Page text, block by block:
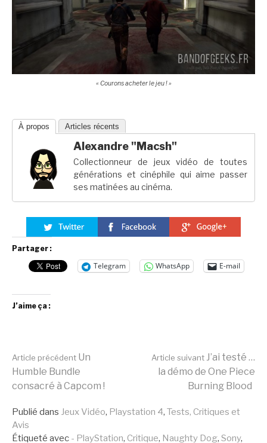
« Courons acheter le jeu ! »
À propos Articles récents
Alexandre "Macsh"
Collectionneur de jeux vidéo de toutes
générations et cinéphile qui aime passer
ses matinées au cinéma.
Partager :
Telegram WhatsApp E-mail
J’aime ça :
Lire
la
Article précédent Un
Humble Bundle
consacré à Capcom !
Article suivant J’ai testé …
la démo de One Piece
Burning Blood
Publié dans Jeux Vidéo, Playstation 4, Tests, Critiques et
Avis
Étiqueté avec - PlayStation, Critique, Naughty Dog, Sony,